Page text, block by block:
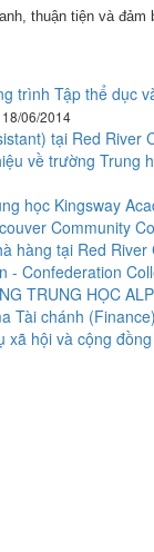
thuận tiện và đảm
trình Tập thể dục
06/2014
tại Red River
về trường Trung
học Kingsway
Community
hàng tại Red
- Confederation
TRUNG HỌC
Tài chánh
xã hội và cộng